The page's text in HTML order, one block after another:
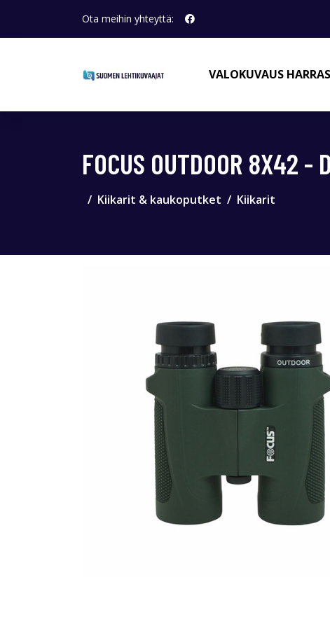
Ota meihin yhteyttä:
VALOKUVAUS
FOCUS OUTDOOR 8X42 -
Kiikarit & kaukoputket Kiikarit